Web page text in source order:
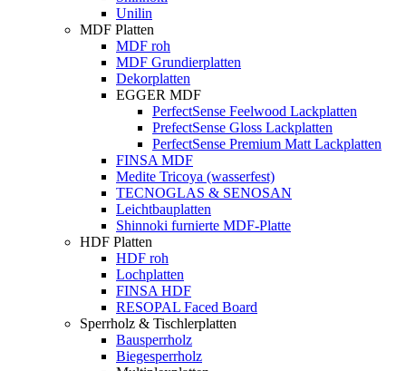
Unilin
MDF Platten
MDF roh
MDF Grundierplatten
Dekorplatten
EGGER MDF
PerfectSense Feelwood Lackplatten
PrefectSense Gloss Lackplatten
PerfectSense Premium Matt Lackplatten
FINSA MDF
Medite Tricoya (wasserfest)
TECNOGLAS & SENOSAN
Leichtbauplatten
Shinnoki furnierte MDF-Platte
HDF Platten
HDF roh
Lochplatten
FINSA HDF
RESOPAL Faced Board
Sperrholz & Tischlerplatten
Bausperrholz
Biegesperrholz